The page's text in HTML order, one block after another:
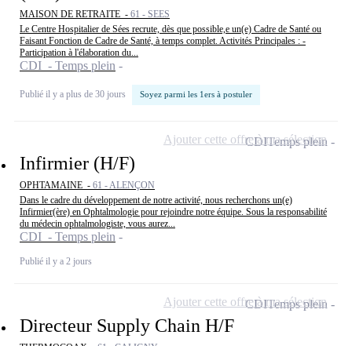
MAISON DE RETRAITE - 61 - SEES
Le Centre Hospitalier de Sées recrute, dès que possible,e un(e) Cadre de Santé ou
Faisant Fonction de Cadre de Santé, à temps complet. Activités Principales : -
Participation à l'élaboration du...
CDI - Temps plein
Publié il y a plus de 30 jours Soyez parmi les 1ers à postuler
Infirmier (H/F)
OPHTAMAINE - 61 - ALENÇON
Dans le cadre du développement de notre activité, nous recherchons un(e)
Infirmier(ère) en Ophtalmologie pour rejoindre notre équipe. Sous la responsabilité
du médecin ophtalmologiste, vous aurez...
CDI - Temps plein
Publié il y a 2 jours
CDITemps plein
Ajouter cette offre à ma sélection
Directeur Supply Chain H/F
CDITemps plein
Ajouter cette offre à ma sélection